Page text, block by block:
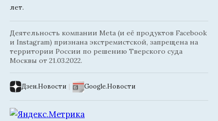
лет.
Деятельность компании Meta (и её продуктов Facebook
и Instagram) признана экстремистской, запрещена на
территории России по решению Тверского суда
Москвы от 21.03.2022.
Дзен.Новости | Google.Новости